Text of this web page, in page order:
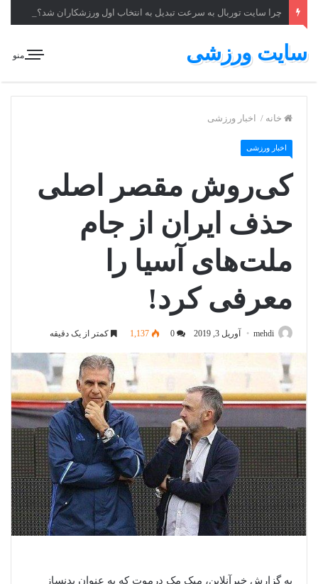
چرا سایت توربال به ‌سرعت تبدیل به انتخاب اول ورزشکاران شد؟
منو سایت ورزشی
خانه / اخبار ورزشی
اخبار ورزشی
کی‌روش مقصر اصلی
حذف ایران از جام
ملت‌های آسیا را
معرفی کرد!
mehdi آوریل 3, 2019 1,137 کمتر از یک دقیقه
به گزارش خبرآنلاین، میک مک درموت که به عنوان بدنساز